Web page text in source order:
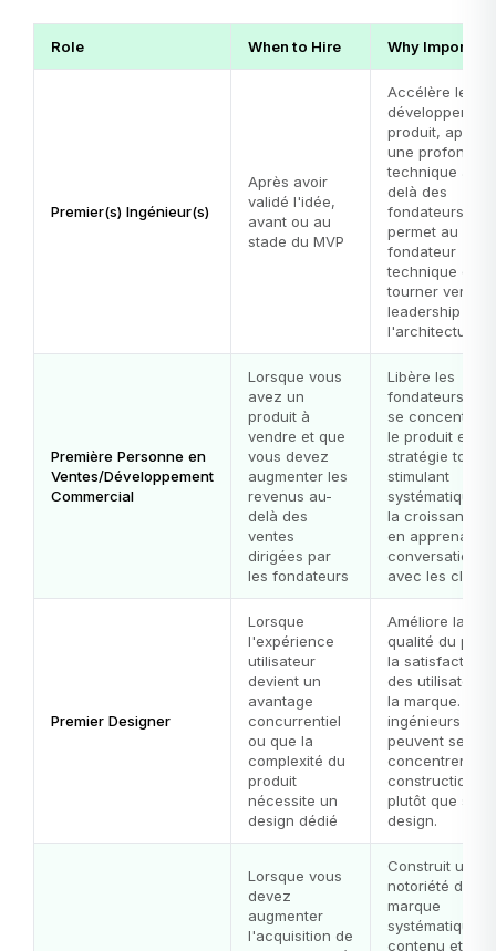
Role When to Hire Why Important
Premier(s) Ingénieur(s)
Après avoir
validé l'idée,
avant ou au
stade du MVP
Accélère le
développement
produit,
une profondeur
technique au-
delà des
fondateurs,
permet au
fondateur
technique de
tourner vers le
leadership et
l'architecture
Première Personne en
Ventes/Développement
Commercial
Lorsque vous
avez un
produit à
vendre et que
vous devez
augmenter les
revenus au-
delà des
ventes
dirigées par
les fondateurs
Libère les
fondateurs
se concentrer
le produit et la
stratégie tout
stimulant
la croissance
en apprenant
conversations
avec les clients
Premier Designer
Lorsque
l'expérience
utilisateur
devient un
avantage
concurrentiel
ou que la
complexité du
produit
nécessite un
design dédié
Améliore la
qualité du
la satisfaction
des utilisateurs
la marque. Les
ingénieurs
peuvent se
concentrer sur
construction
plutôt que sur
design.
Lorsque vous
devez
augmenter
l'acquisition de
Construit une
notoriété de
marque
systématique,
contenu et de